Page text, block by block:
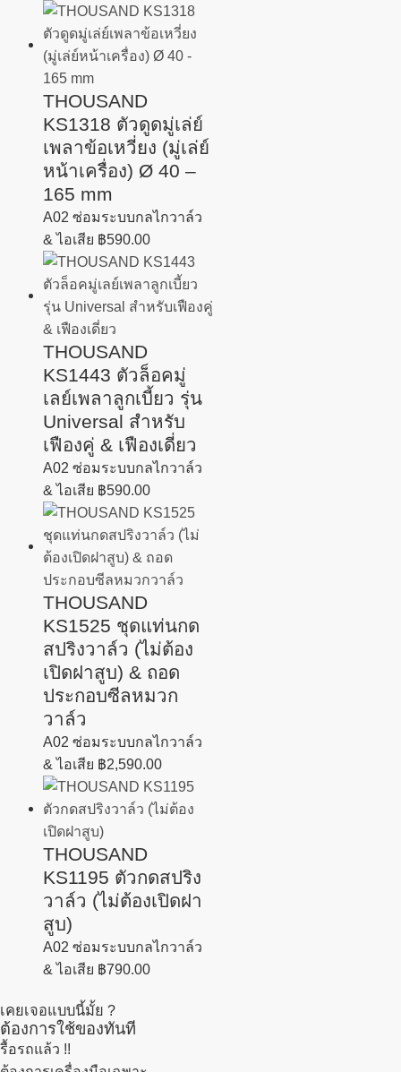
THOUSAND
KS1318 ตัวดูดมู่เล่ย์
เพลาข้อเหวี่ยง (มู่เล่ย์
หน้าเครื่อง) Ø 40 –
165 mm
A02 ซ่อมระบบกลไกวาล์ว
& ไอเสีย ฿590.00
THOUSAND
KS1443 ตัวล็อคมู่
เลย์เพลาลูกเบี้ยว รุ่น
Universal สำหรับ
เฟืองคู่ & เฟืองเดี่ยว
A02 ซ่อมระบบกลไกวาล์ว
& ไอเสีย ฿590.00
THOUSAND
KS1525 ชุดแท่นกด
สปริงวาล์ว (ไม่ต้อง
เปิดฝาสูบ) & ถอด
ประกอบซีลหมวก
วาล์ว
A02 ซ่อมระบบกลไกวาล์ว
& ไอเสีย ฿2,590.00
THOUSAND
KS1195 ตัวกดสปริง
วาล์ว (ไม่ต้องเปิดฝา
สูบ)
A02 ซ่อมระบบกลไกวาล์ว
& ไอเสีย ฿790.00
เคยเจอแบบนี้มั้ย ?
ต้องการใช้ของทันที
รื้อรถแล้ว !!